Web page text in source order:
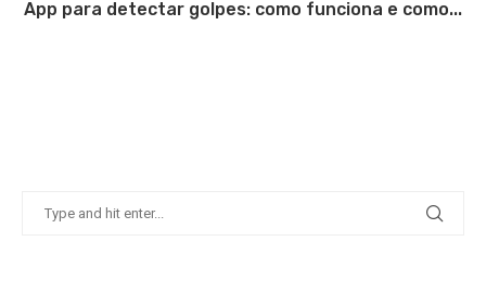
App para detectar golpes: como funciona e como...